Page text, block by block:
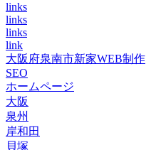
links
links
links
link
大阪府泉南市新家WEB制作
SEO
ホームページ
大阪
泉州
岸和田
貝塚